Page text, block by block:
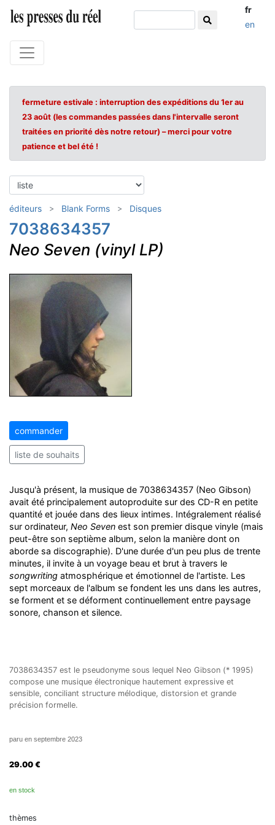
fr
en
fermeture estivale : interruption des expéditions du 1er au
23 août (les commandes passées dans l'intervalle seront
traitées en priorité dès notre retour) – merci pour votre
patience et bel été !
éditeurs Blank Forms Disques
7038634357
Neo Seven (vinyl LP)
commander
liste de souhaits
Jusqu'à présent, la musique de 7038634357 (Neo Gibson)
avait été principalement autoproduite sur des CD-R en petite
quantité et jouée dans des lieux intimes. Intégralement réalisé
sur ordinateur, Neo Seven est son premier disque vinyle (mais
peut-être son septième album, selon la manière dont on
aborde sa discographie). D'une durée d'un peu plus de trente
minutes, il invite à un voyage beau et brut à travers le
songwriting atmosphérique et émotionnel de l'artiste. Les
sept morceaux de l'album se fondent les uns dans les autres,
se forment et se déforment continuellement entre paysage
sonore, chanson et silence.
7038634357 est le pseudonyme sous lequel Neo Gibson (* 1995)
compose une musique électronique hautement expressive et
sensible, conciliant structure mélodique, distorsion et grande
précision formelle.
paru en septembre 2023
29.00 €
en stock
thèmes